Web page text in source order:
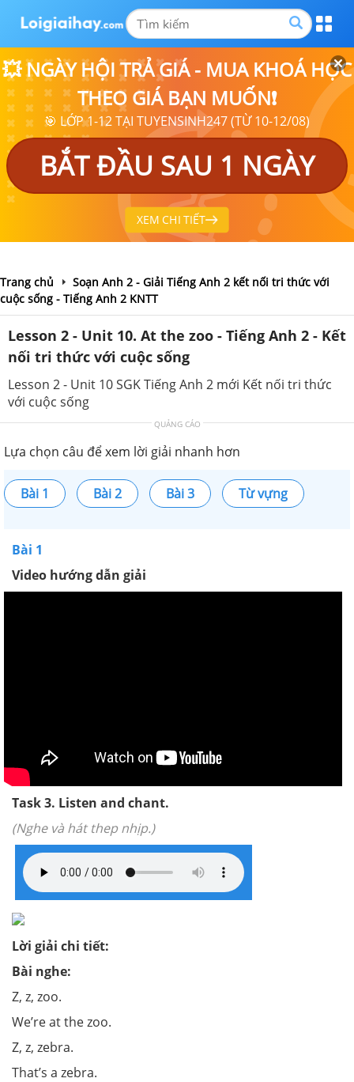
💥 NGÀY HỘI TRẢ GIÁ - MUA KHOÁ HỌC
THEO GIÁ BẠN MUỐN❗
🎯 LỚP 1-12 TẠI TUYENSINH247 (TỪ 10-12/08)
BẮT ĐẦU SAU 1 NGÀY
XEM CHI TIẾT
Trang chủ
Soạn Anh 2 - Giải Tiếng Anh 2 kết nối tri thức với
cuộc sống - Tiếng Anh 2 KNTT
Lesson 2 - Unit 10. At the zoo - Tiếng Anh 2 - Kết
nối tri thức với cuộc sống
Lesson 2 - Unit 10 SGK Tiếng Anh 2 mới Kết nối tri thức
với cuộc sống
QUẢNG CÁO
Lựa chọn câu để xem lời giải nhanh hơn
Bài 1 Bài 2 Bài 3 Từ vựng
Bài 1
Video hướng dẫn giải
Task 3. Listen and chant.
(Nghe và hát thep nhịp.)
Lời giải chi tiết:
Bài nghe:
Z, z, zoo.
We’re at the zoo.
Z, z, zebra.
That’s a zebra.